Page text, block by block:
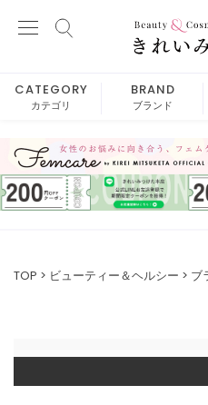
CATEGORY
カテゴリ
BRAND
ブランド
TOP ビューティー＆ヘルシー ブ